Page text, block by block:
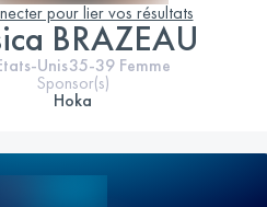
pour lier vos résultats
BRAZEAU
Unis35-39 Femme
Sponsor(s)
Hoka